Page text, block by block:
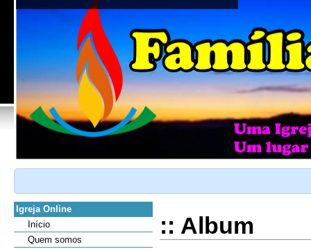
Igreja Online
Início
Quem somos
:: Album